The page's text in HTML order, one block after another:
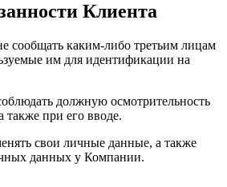
Клиента
сообщать каким-либо третьим лицам
им для идентификации на
должную осмотрительность
также при его вводе.
свои личные данные, а также
данных у Компании.